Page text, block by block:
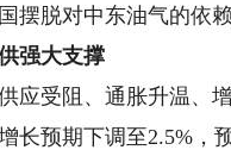
摆脱对中东油气的依
强大支撑
受阻、通胀升温、
长预期下调至2.5%，